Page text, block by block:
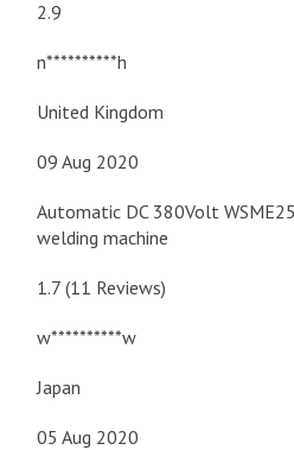
2.9
n**********h
United Kingdom
09 Aug 2020
Automatic DC 380Volt
welding machine
1.7 (11 Reviews)
w**********w
Japan
05 Aug 2020